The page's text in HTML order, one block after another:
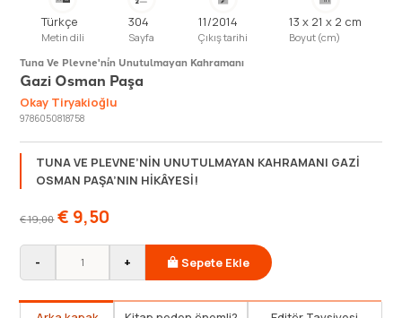
Türkçe
Metin dili
304
Sayfa
11/2014
Çıkış tarihi
13 x 21 x 2 cm
Boyut (cm)
Tuna Ve Plevne'ni̇n Unutulmayan Kahramanı
Gazi Osman Paşa
Okay Tiryakioğlu
9786050818758
TUNA VE PLEVNE’NİN UNUTULMAYAN KAHRAMANI GAZİ
OSMAN PAŞA’NIN HİKÂYESİ!
€19,00 € 9,50
- + Sepete Ekle